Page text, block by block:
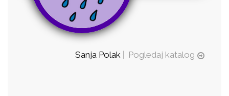
Sanja Polak | Pogledaj katalog